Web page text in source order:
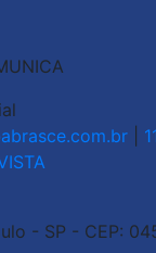
- SP - CEP: